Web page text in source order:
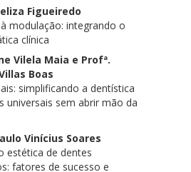
Figueiredo
modulação: integrando o
clínica
Vilela Maia e Profª.
Boas
simplificando a dentística
universais sem abrir mão da
Vinícius Soares
estética de dentes
fatores de sucesso e